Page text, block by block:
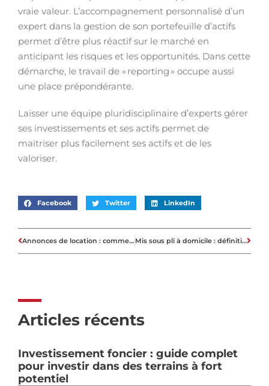
vraie valeur. L’accompagnement personnalisé d’un
expert dans la gestion de son portefeuille d’actifs
permet d’être plus réactif sur le marché en
anticipant les risques et les opportunités. Dans cette
démarche, le travail de « reporting » occupe aussi
une place prépondérante.
Laisser une équipe pluridisciplinaire d’experts gérer
ses investissements et ses actifs permet de
maitriser plus facilement ses actifs et de les
valoriser.
Facebook Twitter LinkedIn
Annonces de location : comment repérer les arnaques ? Mis sous pli à domicile : définition
Articles récents
Investissement foncier : guide complet
pour investir dans des terrains à fort
potentiel